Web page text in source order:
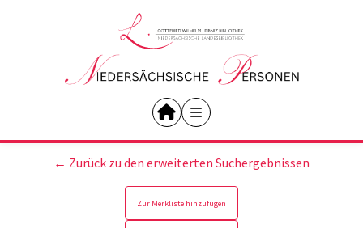
← Zurück zu den erweiterten Suchergebnissen
Zur Merkliste hinzufügen